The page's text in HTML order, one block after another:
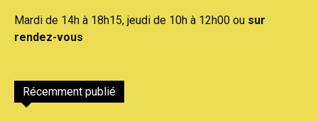
Mardi de 14h à 18h15, jeudi de 10h à 12h00 ou sur
rendez-vous
Récemment publié